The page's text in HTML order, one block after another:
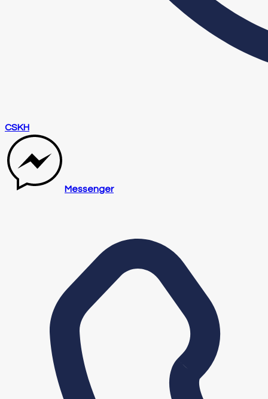
CSKH
Messenger